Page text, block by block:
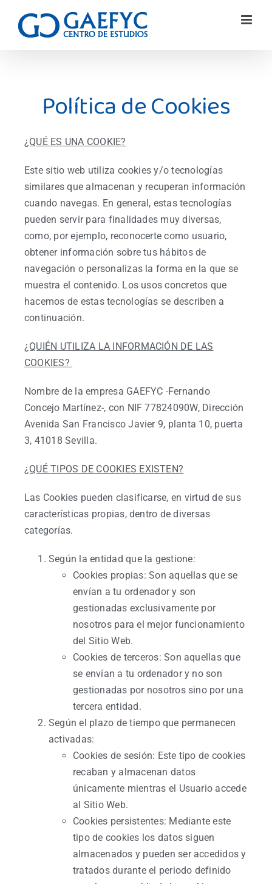
Política de Cookies
¿QUÉ ES UNA COOKIE?
Este sitio web utiliza cookies y/o tecnologías
similares que almacenan y recuperan información
cuando navegas. En general, estas tecnologías
pueden servir para finalidades muy diversas,
como, por ejemplo, reconocerte como usuario,
obtener información sobre tus hábitos de
navegación o personalizas la forma en la que se
muestra el contenido. Los usos concretos que
hacemos de estas tecnologías se describen a
continuación.
¿QUIÉN UTILIZA LA INFORMACIÓN DE LAS
COOKIES?
Nombre de la empresa GAEFYC -Fernando
Concejo Martínez-, con NIF 77824090W, Dirección
Avenida San Francisco Javier 9, planta 10, puerta
3, 41018 Sevilla.
¿QUÉ TIPOS DE COOKIES EXISTEN?
Las Cookies pueden clasificarse, en virtud de sus
características propias, dentro de diversas
categorías.
Según la entidad que la gestione:
Cookies propias: Son aquellas que se
envían a tu ordenador y son
gestionadas exclusivamente por
nosotros para el mejor funcionamiento
del Sitio Web.
Cookies de terceros: Son aquellas que
se envían a tu ordenador y no son
gestionadas por nosotros sino por una
tercera entidad.
Según el plazo de tiempo que permanecen
activadas:
Cookies de sesión: Este tipo de cookies
recaban y almacenan datos
únicamente mientras el Usuario accede
al Sitio Web.
Cookies persistentes: Mediante este
tipo de cookies los datos siguen
almacenados y pueden ser accedidos y
tratados durante el periodo definido